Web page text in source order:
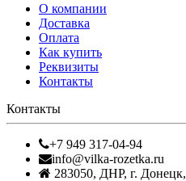
О компании
Доставка
Оплата
Как купить
Реквизиты
Контакты
Контакты
+7 949 317-04-94
info@vilka-rozetka.ru
283050, ДНР, г. Донецк,